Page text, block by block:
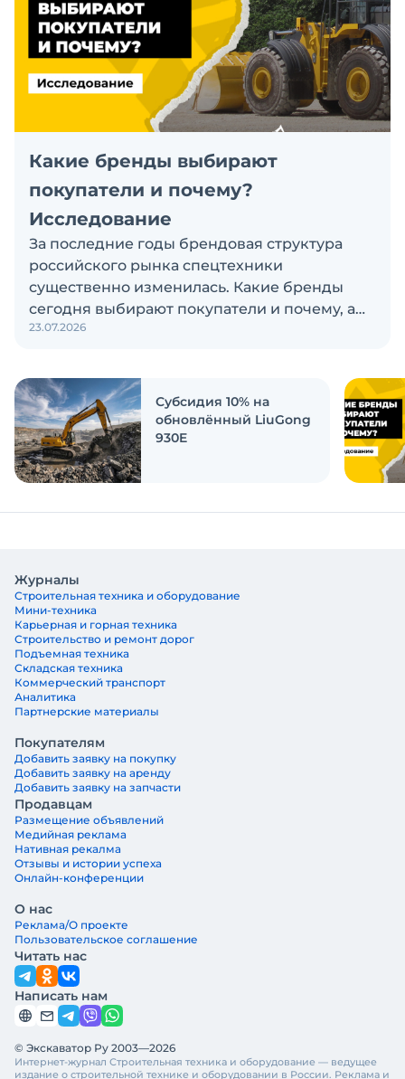
Какие бренды выбирают
покупатели и почему?
Исследование
За последние годы брендовая структура
российского рынка спецтехники
существенно изменилась. Какие бренды
сегодня выбирают покупатели и почему, а
также кого считают лидерами рынка?
ответить на эти вопросы
23.07.2026
Субсидия 10% на
обновлённый LiuGong
930E
Журналы
Строительная техника и оборудование
Мини-техника
Карьерная и горная техника
Строительство и ремонт дорог
Подъемная техника
Складская техника
Коммерческий транспорт
Аналитика
Партнерские материалы
Покупателям
Добавить заявку на покупку
Добавить заявку на аренду
Добавить заявку на запчасти
Продавцам
Размещение объявлений
Медийная реклама
Нативная рекалма
Отзывы и истории успеха
Онлайн-конференции
О нас
Реклама/О проекте
Пользовательское соглашение
Читать нас
Написать нам
© Экскаватор Ру 2003—2026
Интернет-журнал Строительная техника и оборудование — ведущее
издание о строительной технике и оборудовании в России. Реклама и